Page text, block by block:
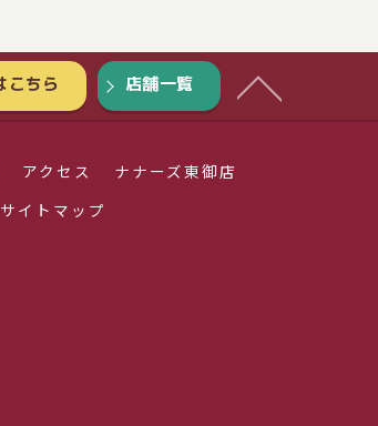
こちら 店舗一覧
アクセス ナナーズ東御店
サイトマップ